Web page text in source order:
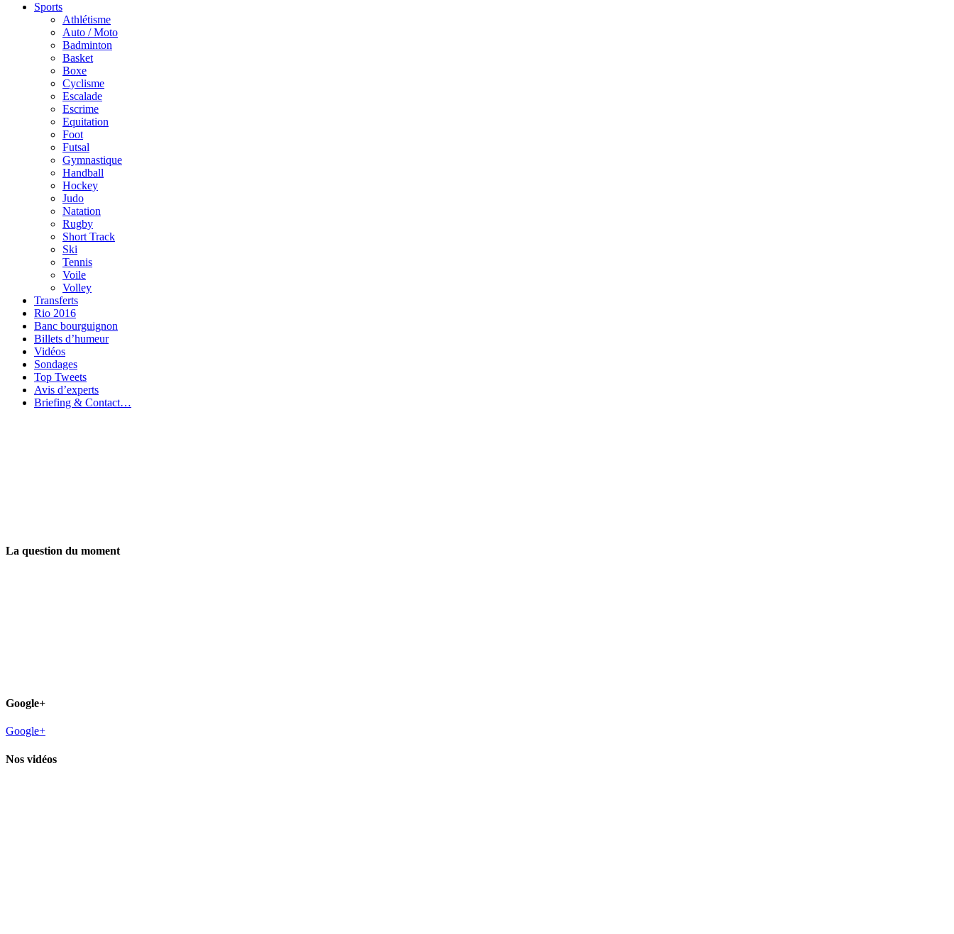
Sports
Athlétisme
Auto / Moto
Badminton
Basket
Boxe
Cyclisme
Escalade
Escrime
Equitation
Foot
Futsal
Gymnastique
Handball
Hockey
Judo
Natation
Rugby
Short Track
Ski
Tennis
Voile
Volley
Transferts
Rio 2016
Banc bourguignon
Billets d’humeur
Vidéos
Sondages
Top Tweets
Avis d’experts
Briefing & Contact…
La question du moment
Google+
Google+
Nos vidéos